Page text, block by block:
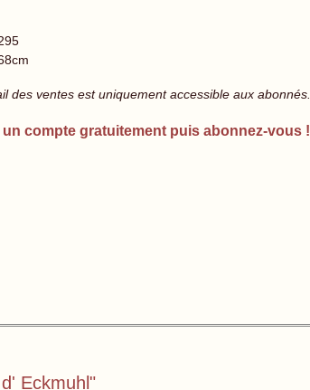
des ventes est uniquement accessible aux abonnés.
un compte gratuitement puis abonnez-vous !
Eckmuhl"